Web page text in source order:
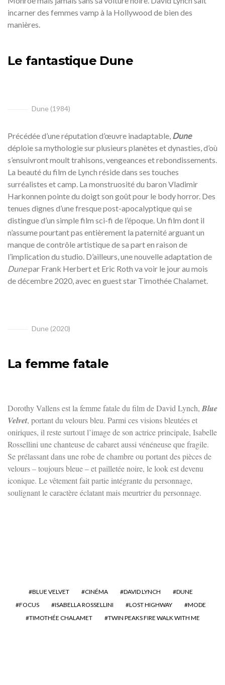
incarner des femmes vamp à la Hollywood de bien des
manières.
Le fantastique Dune
Dune (1984)
Précédée d’une réputation d’œuvre inadaptable, Dune
déploie sa mythologie sur plusieurs planètes et dynasties, d’où
s’ensuivront moult trahisons, vengeances et rebondissements.
La beauté du film de Lynch réside dans ses touches
surréalistes et camp. La monstruosité du baron Vladimir
Harkonnen pointe du doigt son goût pour le body horror. Des
tenues dignes d’une fresque post-apocalyptique qui se
distingue d’un simple film sci-fi de l’époque. Un film dont il
n’assume pourtant pas entièrement la paternité arguant un
manque de contrôle artistique de sa part en raison de
l’implication du studio. D’ailleurs, une nouvelle adaptation de
Dunepar Frank Herbert et Eric Roth va voir le jour au mois
de décembre 2020, avec en guest star Timothée Chalamet.
Dune (2020)
La femme fatale
Dorothy Vallens est la femme fatale du film de David Lynch, Blue
Velvet, portant du velours bleu. Parmi ces visions bleutées et
oniriques, il reste surtout l’image de son actrice principale, Isabelle
Rossellini une chanteuse de cabaret aussi vénéneuse que fragile.
Se prélassant dans une robe de chambre ou portant des pièces de
velours – toujours bleue – et pailletée noire, le look est devenu
iconique. Le vêtement fait partie intégrante du personnage,
soulignant le caractère éclatant mais meurtrier du personnage.
BLUE VELVET CINÉMA DAVID LYNCH
DUNE
FOCUS
ISABELLA ROSSELLINI LOST HIGHWAY
MODE
TIMOTHÉE CHALAMET
TWIN PEAKS FIRE WALK WITH ME